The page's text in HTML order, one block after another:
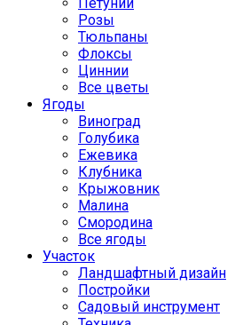
Розы
Тюльпаны
Флоксы
Циннии
Все цветы
Ягоды
Виноград
Голубика
Ежевика
Клубника
Крыжовник
Малина
Смородина
Все ягоды
Участок
Ландшафтный дизайн
Постройки
Садовый инструмент